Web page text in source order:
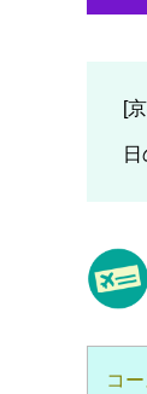
[
日
コ